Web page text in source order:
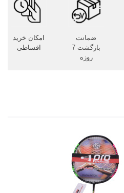
ضمانت
بازگشت 7
روزه
امکان خرید
اقساطی